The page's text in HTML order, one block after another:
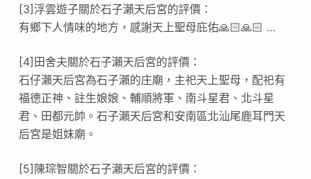
[3]浮雲遊子關於石子瀨天后宮的評價：
有鄉下人情味的地方，感謝天上聖母庇佑🙏🏻🙏🏻 …
[4]田舍夫關於石子瀨天后宮的評價：
石仔瀨天后宮為石子瀨的庄廟，主祀天上聖母，配祀有
福德正神、註生娘娘、輔順將軍、南斗星君、北斗星
君、田都元帥。石子瀨天后宮和安南區北汕尾鹿耳門天
后宮是姐妺廟。
[5]陳琮智關於石子瀨天后宮的評價：